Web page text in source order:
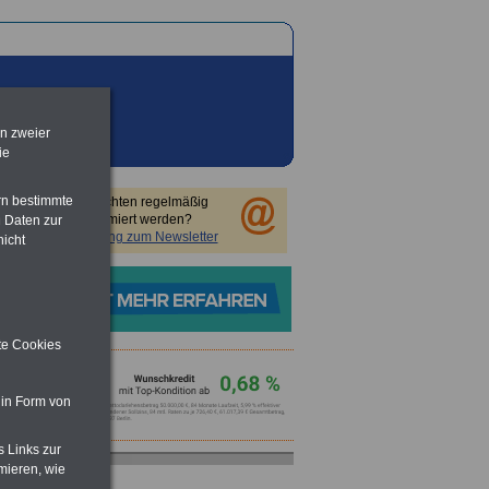
Sie möchten regelmäßig
informiert werden?
Anmeldung zum Newsletter
zweier
bestimmte
Daten zur
Cookies
Form von
Links zur
wie